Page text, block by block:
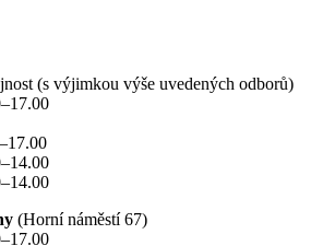
(s výjimkou výše uvedených odborů)
(Horní náměstí 67)